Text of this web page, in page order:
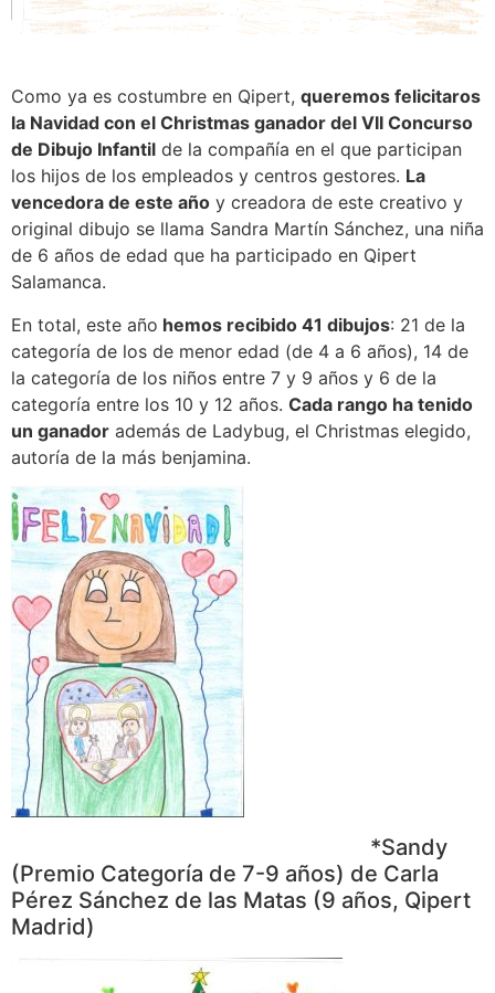
Como ya es costumbre en Qipert, queremos felicitaros
la Navidad con el Christmas ganador del VII Concurso
de Dibujo Infantil de la compañía en el que participan
los hijos de los empleados y centros gestores. La
vencedora de este año y creadora de este creativo y
original dibujo se llama Sandra Martín Sánchez, una niña
de 6 años de edad que ha participado en Qipert
Salamanca.
En total, este año hemos recibido 41 dibujos: 21 de la
categoría de los de menor edad (de 4 a 6 años), 14 de
la categoría de los niños entre 7 y 9 años y 6 de la
categoría entre los 10 y 12 años. Cada rango ha tenido
un ganador además de Ladybug, el Christmas elegido,
autoría de la más benjamina.
*Sandy
(Premio Categoría de 7-9 años) de Carla
Pérez Sánchez de las Matas (9 años, Qipert
Madrid)